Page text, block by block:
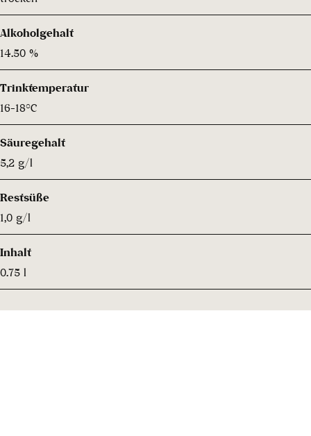
Alkoholgehalt
14.50 %
Trinktemperatur
16-18°C
Säuregehalt
5,2 g/l
Restsüße
1,0 g/l
Inhalt
0.75 l